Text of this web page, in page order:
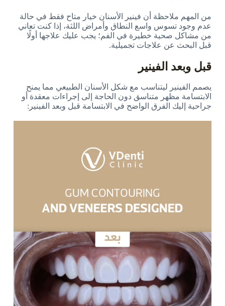
من المهم ملاحظة أن فينير الأسنان خيار متاح فقط في حالة
عدم وجود تسوس واسع النطاق وأمراض اللثة، إذا كنت تعاني
من مشاكل صحية خطيرة في الفم؛ يجب عليك علاجها أولًا
قبل البحث عن علاجات تجميلية.
قبل وبعد الفينير
يصمم الفينير ليتناسب مع شكل الأسنان الطبيعي مما يمنح
الابتسامة مظهر متناسق دون الحاجة إلى إجراءات معقدة أو
جراحية إليك الفرق الواضح في الابتسامة قبل وبعد الفينير: